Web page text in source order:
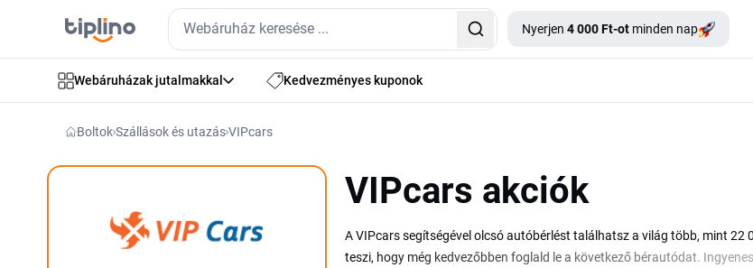
Nyerjen 4 000 Ft-ot minden nap
Webáruházak jutalmakkal Kedvezményes kuponok
BoltokSzállások és utazásVIPcars
VIPcars akciók
A VIPcars segítségével olcsó autóbérlést találhatsz a világ több, mint
teszi, hogy még kedvezőbben foglald le a következő bérautódat.